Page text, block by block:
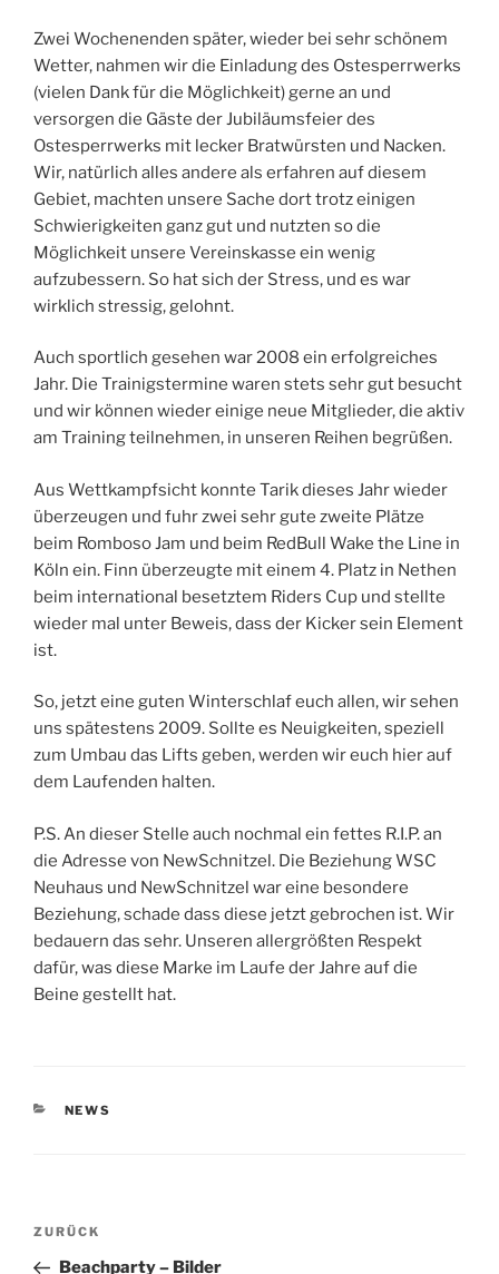
Zwei Wochenenden später, wieder bei sehr schönem
Wetter, nahmen wir die Einladung des Ostesperrwerks
(vielen Dank für die Möglichkeit) gerne an und
versorgen die Gäste der Jubiläumsfeier des
Ostesperrwerks mit lecker Bratwürsten und Nacken.
Wir, natürlich alles andere als erfahren auf diesem
Gebiet, machten unsere Sache dort trotz einigen
Schwierigkeiten ganz gut und nutzten so die
Möglichkeit unsere Vereinskasse ein wenig
aufzubessern. So hat sich der Stress, und es war
wirklich stressig, gelohnt.
Auch sportlich gesehen war 2008 ein erfolgreiches
Jahr. Die Trainigstermine waren stets sehr gut besucht
und wir können wieder einige neue Mitglieder, die aktiv
am Training teilnehmen, in unseren Reihen begrüßen.
Aus Wettkampfsicht konnte Tarik dieses Jahr wieder
überzeugen und fuhr zwei sehr gute zweite Plätze
beim Romboso Jam und beim RedBull Wake the Line in
Köln ein. Finn überzeugte mit einem 4. Platz in Nethen
beim international besetztem Riders Cup und stellte
wieder mal unter Beweis, dass der Kicker sein Element
ist.
So, jetzt eine guten Winterschlaf euch allen, wir sehen
uns spätestens 2009. Sollte es Neuigkeiten, speziell
zum Umbau das Lifts geben, werden wir euch hier auf
dem Laufenden halten.
P.S. An dieser Stelle auch nochmal ein fettes R.I.P. an
die Adresse von NewSchnitzel. Die Beziehung WSC
Neuhaus und NewSchnitzel war eine besondere
Beziehung, schade dass diese jetzt gebrochen ist. Wir
bedauern das sehr. Unseren allergrößten Respekt
dafür, was diese Marke im Laufe der Jahre auf die
Beine gestellt hat.
KATEGORIEN
NEWS
Beitragsnavigation
Vorheriger
Beitrag
ZURÜCK
Beachparty – Bilder